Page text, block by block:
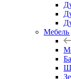
Мебель